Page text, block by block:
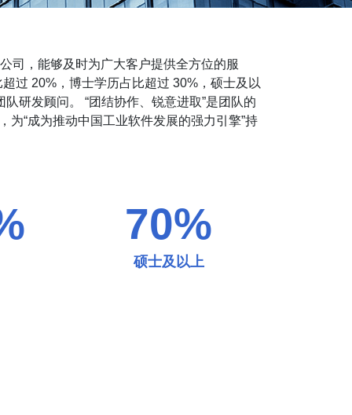
司，能够及时为广大客户提供全方位的服
过 20%，博士学历占比超过 30%，硕士及以
研发顾问。 “团结协作、锐意进取”是团队的
为“成为推动中国工业软件发展的强力引擎”持
70%
硕士及以上